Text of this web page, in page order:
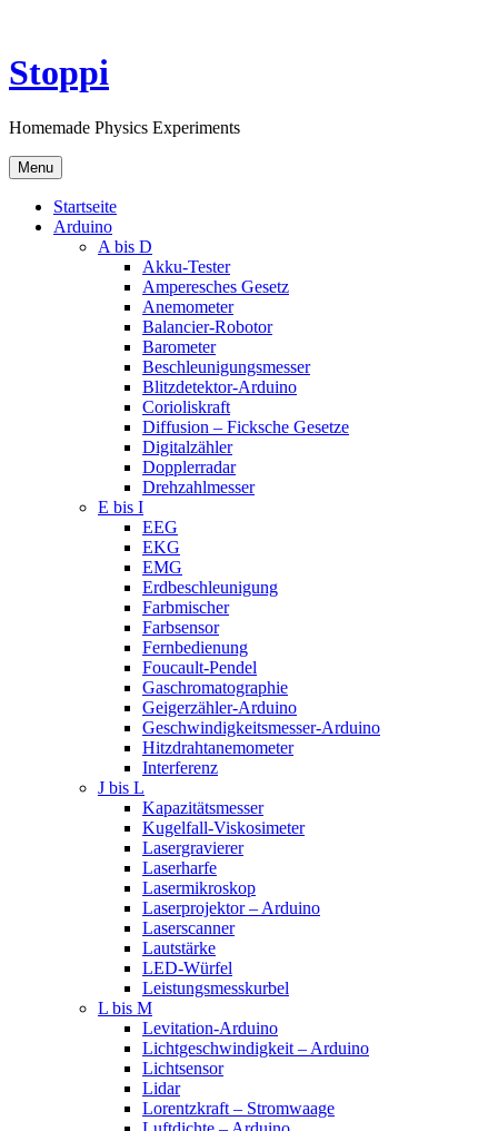
content
Stoppi
Homemade Physics Experiments
Menu
Startseite
Arduino
A bis D
Akku-Tester
Amperesches Gesetz
Anemometer
Balancier-Robotor
Barometer
Beschleunigungsmesser
Blitzdetektor-Arduino
Corioliskraft
Diffusion – Ficksche Gesetze
Digitalzähler
Dopplerradar
Drehzahlmesser
E bis I
EEG
EKG
EMG
Erdbeschleunigung
Farbmischer
Farbsensor
Fernbedienung
Foucault-Pendel
Gaschromatographie
Geigerzähler-Arduino
Geschwindigkeitsmesser-Arduino
Hitzdrahtanemometer
Interferenz
J bis L
Kapazitätsmesser
Kugelfall-Viskosimeter
Lasergravierer
Laserharfe
Lasermikroskop
Laserprojektor – Arduino
Laserscanner
Lautstärke
LED-Würfel
Leistungsmesskurbel
L bis M
Levitation-Arduino
Lichtgeschwindigkeit – Arduino
Lichtsensor
Lidar
Lorentzkraft – Stromwaage